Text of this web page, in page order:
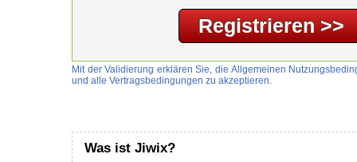
Mit der Validierung erklären Sie, die Allgemeinen
und alle Vertragsbedingungen zu akzeptieren.
Was ist Jiwix?